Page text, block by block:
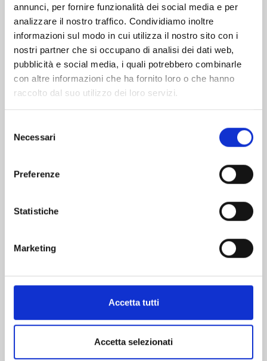
annunci, per fornire funzionalità dei social media e per
analizzare il nostro traffico. Condividiamo inoltre
informazioni sul modo in cui utilizza il nostro sito con i
nostri partner che si occupano di analisi dei dati web,
pubblicità e social media, i quali potrebbero combinarle
con altre informazioni che ha fornito loro o che hanno
raccolto dal suo utilizzo dei loro servizi.
delNecessari
Preferenze
Statistiche
Marketing
Accetta tutti
Accetta selezionati
Altri volumi della serie
FAIRY TAIL 100 YEARS QUEST n. 21
€ 5,90